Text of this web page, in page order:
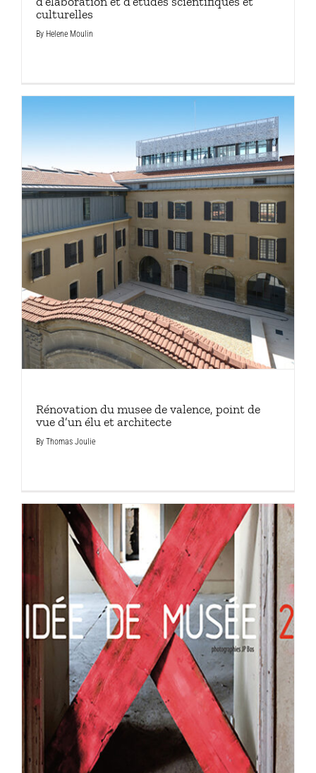
culturelles
By Helene Moulin
Rénovation du musee de valence, point de
vue d’un élu et architecte
By Thomas Joulie